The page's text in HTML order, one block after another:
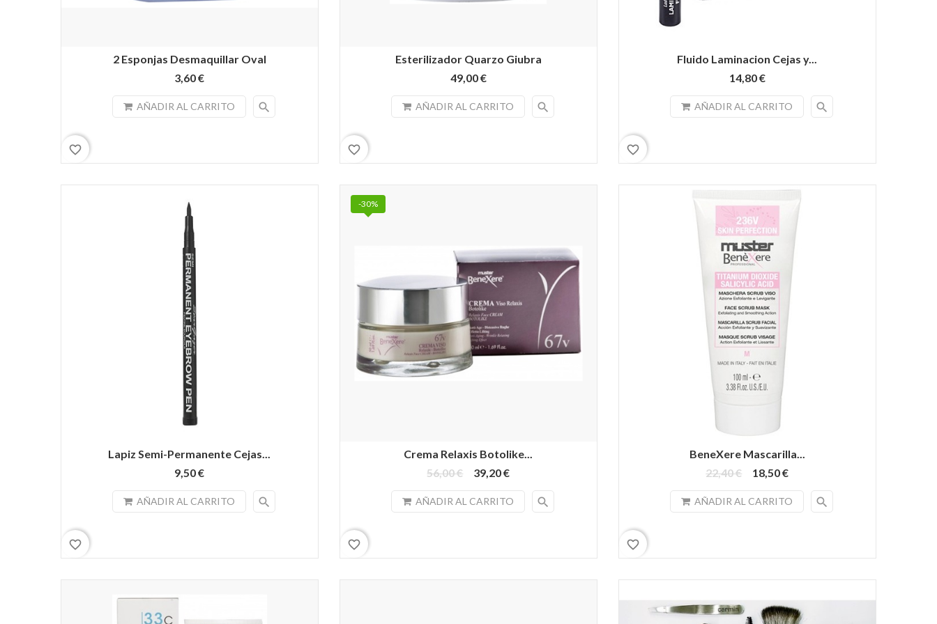
2 Esponjas Desmaquillar Oval
3,60 €
AÑADIR AL CARRITO search
favorite_border
Esterilizador Quarzo Giubra
49,00 €
AÑADIR AL CARRITO search
favorite_border
Fluido Laminacion Cejas y...
14,80 €
AÑADIR AL CARRITO search
favorite_border
Lapiz Semi-Permanente Cejas...
9,50 €
AÑADIR AL CARRITO search
favorite_border
Crema Relaxis Botolike...
56,00 €
39,20 €
AÑADIR AL CARRITO search
-30%
favorite_border
BeneXere Mascarilla...
22,40 €
18,50 €
AÑADIR AL CARRITO search
favorite_border